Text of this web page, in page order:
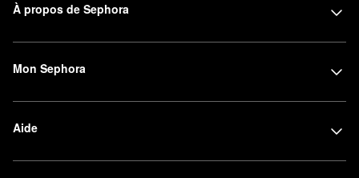
À propos de Sephora
Mon Sephora
Aide